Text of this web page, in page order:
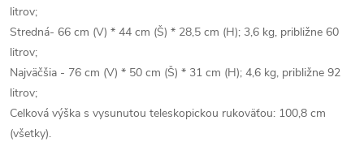
litrov;
Stredná- 66 cm (V) * 44 cm (Š) * 28,5 cm (H); 3,6 kg, približne 60
litrov;
Najväčšia - 76 cm (V) * 50 cm (Š) * 31 cm (H); 4,6 kg, približne 92
litrov;
Celková výška s vysunutou teleskopickou rukoväťou: 100,8 cm
(všetky).